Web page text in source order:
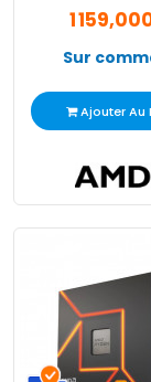
1
Sur
Ajouter Au